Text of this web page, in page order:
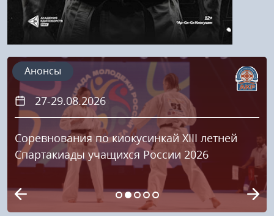
27-29.08.2026
Соревнования по киокусинкай XIII летней
Спартакиады учащихся России 2026
Анонсы